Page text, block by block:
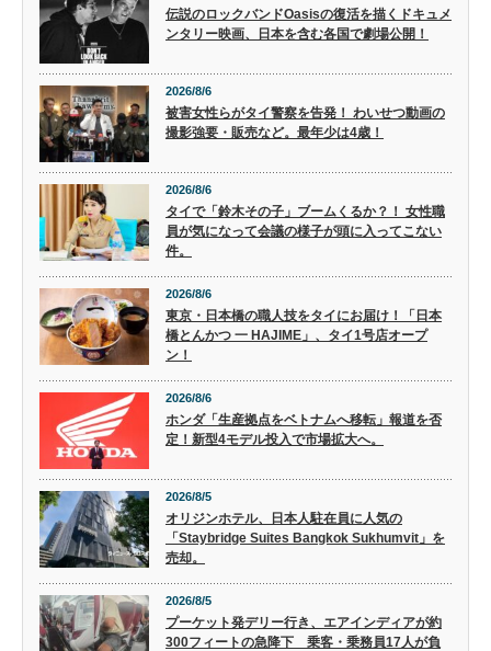
伝説のロックバンドOasisの復活を描くドキュメ
ンタリー映画、日本を含む各国で劇場公開！
2026/8/6
被害女性らがタイ警察を告発！ わいせつ動画の
撮影強要・販売など。最年少は4歳！
2026/8/6
タイで「鈴木その子」ブームくるか？！ 女性職
員が気になって会議の様子が頭に入ってこない
件。
2026/8/6
東京・日本橋の職人技をタイにお届け！「日本
橋とんかつ 一 HAJIME」、タイ1号店オープ
ン！
2026/8/6
ホンダ「生産拠点をベトナムへ移転」報道を否
定！新型4モデル投入で市場拡大へ。
2026/8/5
オリジンホテル、日本人駐在員に人気の
「Staybridge Suites Bangkok Sukhumvit」を
売却。
2026/8/5
プーケット発デリー行き、エアインディアが約
300フィートの急降下 乗客・乗務員17人が負